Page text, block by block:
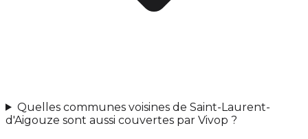
Quelles communes voisines de Saint-Laurent-
d'Aigouze sont aussi couvertes par Vivop ?